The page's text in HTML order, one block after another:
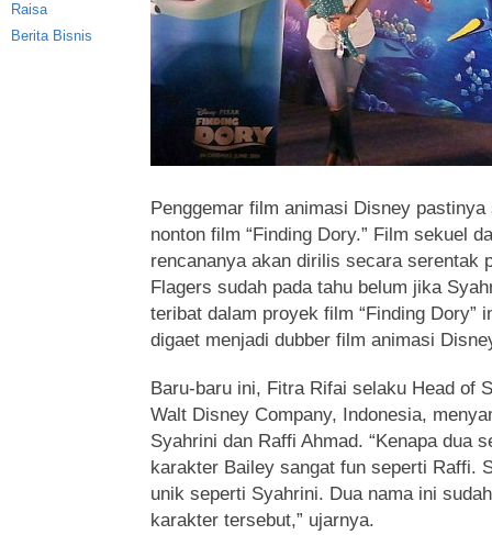
Raisa
Berita Bisnis
Penggemar film animasi Disney
nonton film “Finding Dory.” Film sekuel
rencananya akan dirilis secara serentak
Flagers sudah pada tahu belum jika
teribat dalam proyek film “Finding Dory”
digaet menjadi dubber film animasi
Baru-baru ini, Fitra Rifai selaku Head of
Walt Disney Company, Indonesia,
Syahrini dan Raffi Ahmad. “Kenapa dua
karakter Bailey sangat fun seperti Raffi.
unik seperti Syahrini. Dua nama ini
karakter tersebut,” ujarnya.